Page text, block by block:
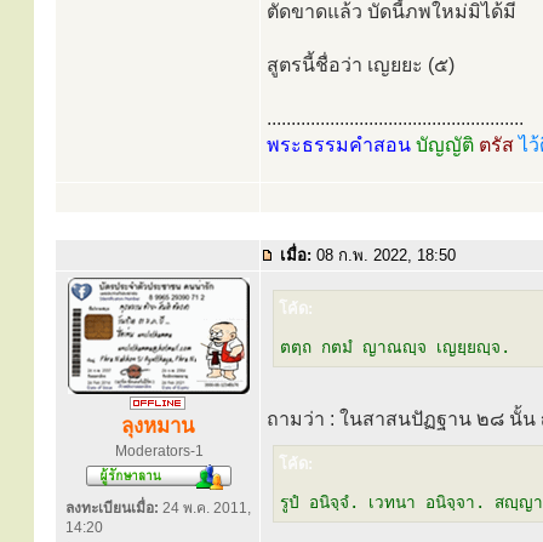
ตัดขาดแล้ว บัดนี้ภพใหม่มิได้มี
สูตรนี้ชื่อว่า เญยยะ (๕)
.....................................................
พระธรรมคำสอน บัญญัติ ตรัสไ
เมื่อ: 08 ก.พ. 2022, 18:50
ลุงหมาน
Moderators-1
ลงทะเบียนเมื่อ: 24 พ.ค. 2011,
14:20
โค้ด:
ตตฺถ กตมํ ญาณญฺจ เญยฺยญฺจ.
ถามว่า : ในสาสนปัฏฐาน ๒๘ นั้
โค้ด:
รูปํ อนิจฺจํ. เวทนา อนิจฺจา. สญฺ